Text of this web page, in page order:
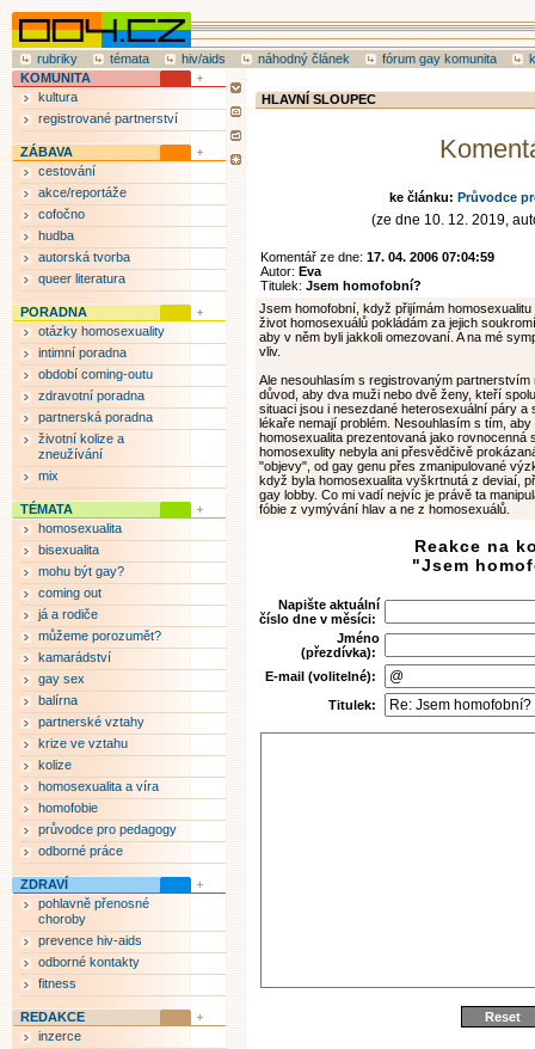
rubriky témata hiv/aids náhodný článek fórum gay komunita
HLAVNÍ SLOUPEC
ke článku: Průvodce
(ze dne 10. 12. 2019,
Komentář ze dne: 17. 04. 2006 07:04:59
Autor: Eva
Titulek: Jsem homofobní?
Jsem homofobní, když přijímám
život homosexuálů pokládám za jejich
aby v něm byli jakkoli omezovaní. A na mé
vliv.
Ale nesouhlasím s registrovaným
důvod, aby dva muži nebo dvě ženy, kteří
situaci jsou i nesezdané heterosexuální páry a
lékaře nemají problém. Nesouhlasím s tím,
homosexualita prezentovaná jako rovnocenná
homosexulity nebyla ani přesvědčivě
"objevy", od gay genu přes zmanipulované
když byla homosexualita vyškrtnutá z deviaí,
gay lobby. Co mi vadí nejvíc je právě ta
fóbie z vymývání hlav a ne z homosexuálů.
Reakce na
"Jsem
Napište aktuální
číslo dne v měsíci:
Jméno
(přezdívka):
E-mail (volitelné):
Titulek:
KOMUNITA
kultura
registrované partnerství
ZÁBAVA
cestování
akce/reportáže
cofočno
hudba
autorská tvorba
queer literatura
PORADNA
otázky homosexuality
intimní poradna
období coming-outu
zdravotní poradna
partnerská poradna
životní kolize a
zneužívání
mix
TÉMATA
homosexualita
bisexualita
mohu být gay?
coming out
já a rodiče
můžeme porozumět?
kamarádství
gay sex
balírna
partnerské vztahy
krize ve vztahu
kolize
homosexualita a víra
homofobie
průvodce pro pedagogy
odborné práce
ZDRAVÍ
pohlavně přenosné
choroby
prevence hiv-aids
odborné kontakty
fitness
REDAKCE
inzerce